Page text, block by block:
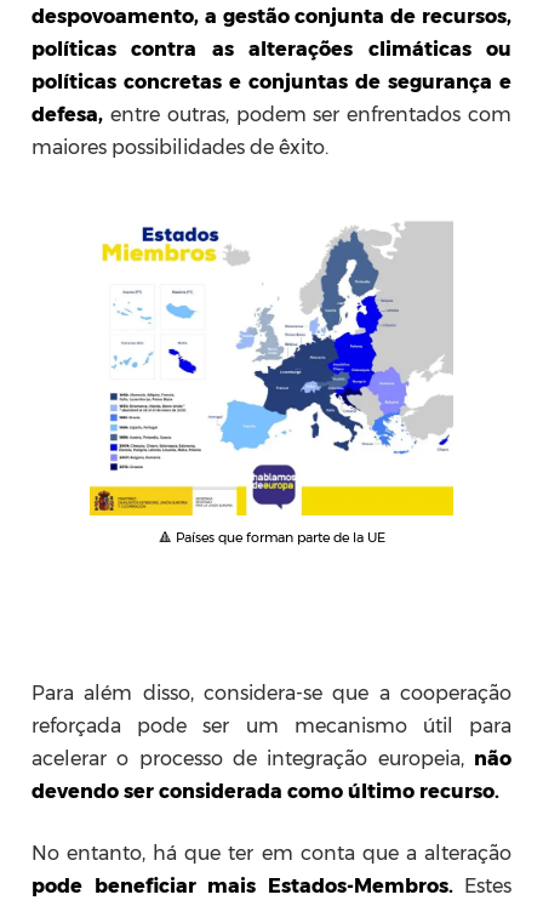
despovoamento, a gestão conjunta de recursos,
políticas contra as alterações climáticas ou
políticas concretas e conjuntas de segurança e
defesa, entre outras, podem ser enfrentados com
maiores possibilidades de êxito.
🔺 Países que forman parte de la UE
Para além disso, considera-se que a cooperação
reforçada pode ser um mecanismo útil para
acelerar o processo de integração europeia, não
devendo ser considerada como último recurso.
No entanto, há que ter em conta que a alteração
pode beneficiar mais Estados-Membros.Estes